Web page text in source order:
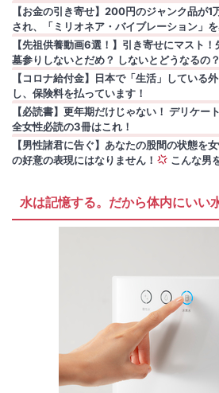
【お金の引き寄せ】200円のジャンク品が1
され、「ミリオネア・バイブレーション」
【先祖供養動画6選！】引き寄せにマスト
墓参りしないとだめ？ しないとどうなるの
【コロナ給付金】日本で「生活」している
し、保険料を払っています！
【必読書】更年期だけじゃない！ デリケー
全女性必読の3冊はこれ！
【男性諸君に告ぐ】あなたの股間の状態を
の好意の表現にはなりません！
こんな男
水は記憶する。だから体内にいい水